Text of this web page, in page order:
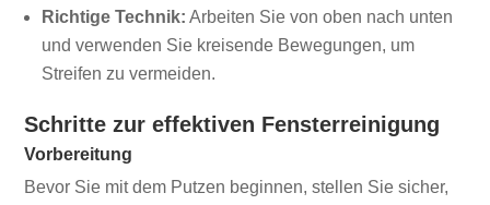
Richtige Technik: Arbeiten Sie von oben nach unten
und verwenden Sie kreisende Bewegungen, um
Streifen zu vermeiden.
Schritte zur effektiven Fensterreinigung
Vorbereitung
Bevor Sie mit dem Putzen beginnen, stellen Sie sicher,